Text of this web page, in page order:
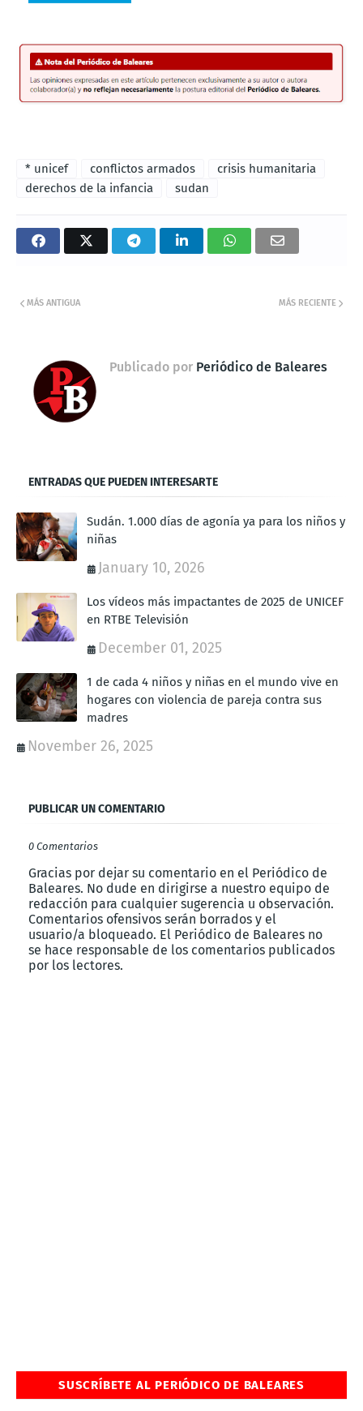
* unicef conflictos armados
crisis humanitaria
derechos de la infancia
sudan
MÁS RECIENTE
MÁS ANTIGUA
Publicado por Periódico de Baleares
ENTRADAS QUE PUEDEN INTERESARTE
Sudán. 1.000 días de agonía ya para los niños y
niñas
January 10, 2026
Los vídeos más impactantes de 2025 de UNICEF
en RTBE Televisión
December 01, 2025
1 de cada 4 niños y niñas en el mundo vive en
hogares con violencia de pareja contra sus
madres
November 26, 2025
PUBLICAR UN COMENTARIO
0 Comentarios
Gracias por dejar su comentario en el Periódico de
Baleares. No dude en dirigirse a nuestro equipo de
redacción para cualquier sugerencia u observación.
Comentarios ofensivos serán borrados y el
usuario/a bloqueado. El Periódico de Baleares no
se hace responsable de los comentarios publicados
por los lectores.
SUSCRÍBETE AL PERIÓDICO DE BALEARES